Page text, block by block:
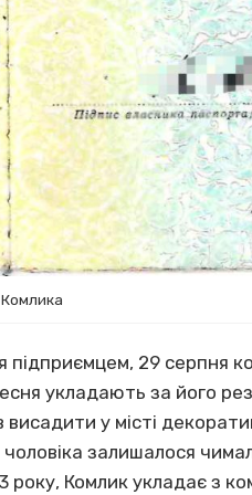
підприємцем, 29 серпня
укладають за його
у місті
залишалося
року, Комлик укладає з